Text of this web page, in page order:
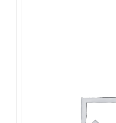
DP, USB,